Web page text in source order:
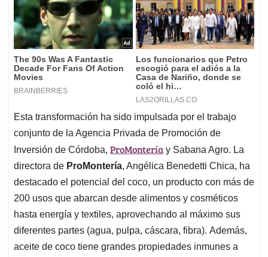
Esta transformación ha sido impulsada por el trabajo
conjunto de la Agencia Privada de Promoción de
Inversión de Córdoba, ProMontería y Sabana Agro. La
directora de ProMontería, Angélica Benedetti Chica, ha
destacado el potencial del coco, un producto con más de
200 usos que abarcan desde alimentos y cosméticos
hasta energía y textiles, aprovechando al máximo sus
diferentes partes (agua, pulpa, cáscara, fibra). Además,
aceite de coco tiene grandes propiedades inmunes a